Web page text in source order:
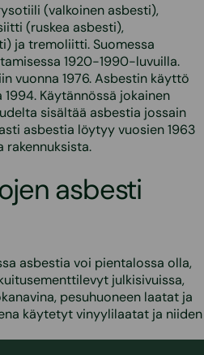
(valkoinen asbesti),
(ruskea asbesti),
ja tremoliitti. Suomessa
1920-1990-luvuilla.
vuonna 1976. Asbestin käyttö
Käytännössä jokainen
sisältää asbestia jossain
asbestia löytyy vuosien 1963
rakennuksista.
asbesti
asbestia voi pientalossa olla,
julkisivuissa,
pesuhuoneen laatat ja
käytetyt vinyylilaatat ja niiden